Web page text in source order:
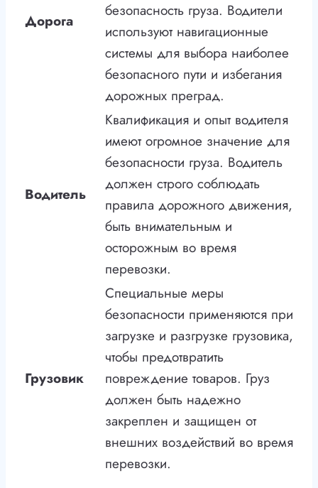
Дорога
безопасность груза. Водители
используют навигационные
системы для выбора наиболее
безопасного пути и избегания
дорожных преград.
Водитель
Квалификация и опыт водителя
имеют огромное значение для
безопасности груза. Водитель
должен строго соблюдать
правила дорожного движения,
быть внимательным и
осторожным во время
перевозки.
Грузовик
Специальные меры
безопасности применяются при
загрузке и разгрузке грузовика,
чтобы предотвратить
повреждение товаров. Груз
должен быть надежно
закреплен и защищен от
внешних воздействий во время
перевозки.